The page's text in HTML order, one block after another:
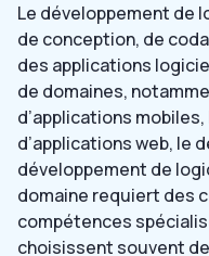
Le développement de
de conception, de
des applications
de domaines,
d’applications
d’applications web, le
développement de
domaine requiert des
compétences
choisissent souvent